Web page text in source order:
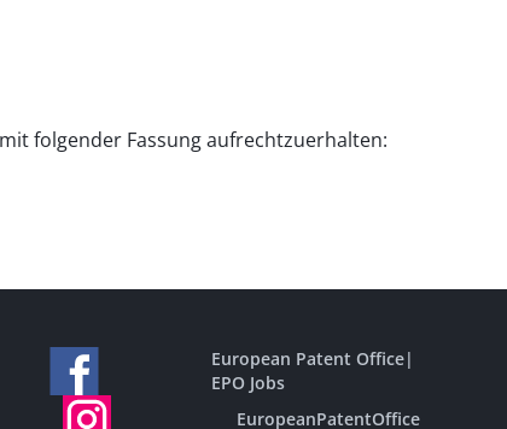
folgender Fassung aufrechtzuerhalten:
European Patent Office|
EPO Jobs
EuropeanPatentOffice